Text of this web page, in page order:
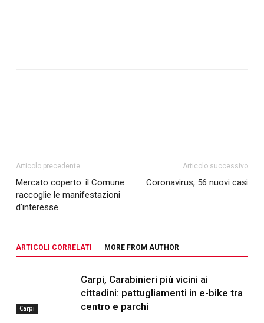
Articolo precedente
Mercato coperto: il Comune
raccoglie le manifestazioni
d’interesse
Articolo successivo
Coronavirus, 56 nuovi casi
ARTICOLI CORRELATI MORE FROM AUTHOR
Carpi
Carpi, Carabinieri più vicini ai
cittadini: pattugliamenti in e-bike tra
centro e parchi